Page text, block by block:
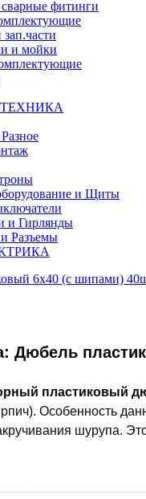
фитинги
и мойки
и Щиты
и Гирлянды
Разъемы
Дюбель
пластиковый
Особенность
шурупа.